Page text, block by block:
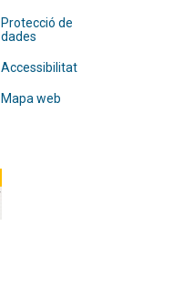
Protecció de
dades
Accessibilitat
Mapa web